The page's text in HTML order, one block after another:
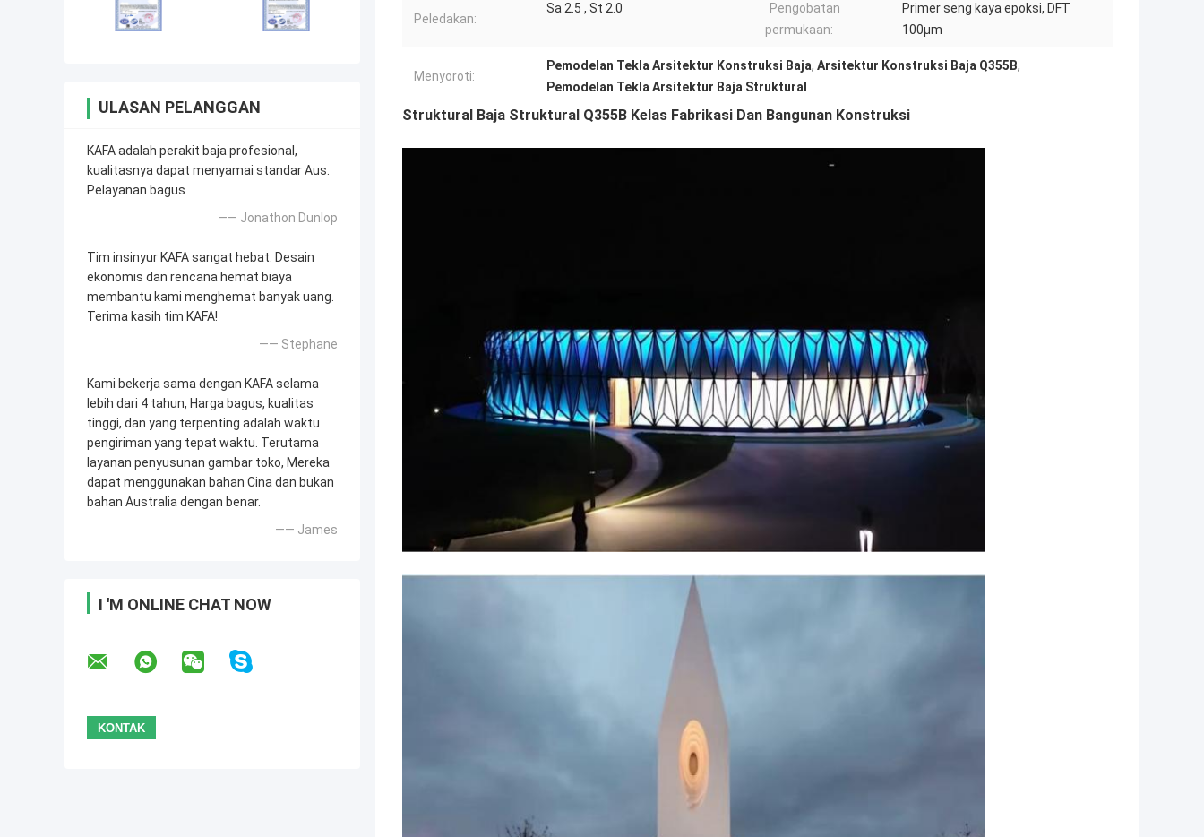
ULASAN PELANGGAN
KAFA adalah perakit baja profesional,
kualitasnya dapat menyamai standar Aus.
Pelayanan bagus
—— Jonathon Dunlop
Tim insinyur KAFA sangat hebat. Desain
ekonomis dan rencana hemat biaya
membantu kami menghemat banyak uang.
Terima kasih tim KAFA!
—— Stephane
Kami bekerja sama dengan KAFA selama
lebih dari 4 tahun, Harga bagus, kualitas
tinggi, dan yang terpenting adalah waktu
pengiriman yang tepat waktu. Terutama
layanan penyusunan gambar toko, Mereka
dapat menggunakan bahan Cina dan bukan
bahan Australia dengan benar.
—— James
I 'M ONLINE CHAT NOW
Peledakan:
Sa 2.5 , St 2.0
Pengobatan
permukaan:
Primer seng kaya epoksi, DFT
100μm
Menyoroti:
Pemodelan Tekla Arsitektur Konstruksi Baja, Arsitektur Konstruksi Baja Q355B,
Pemodelan Tekla Arsitektur Baja Struktural
Struktural Baja Struktural Q355B Kelas Fabrikasi Dan Bangunan Konstruksi